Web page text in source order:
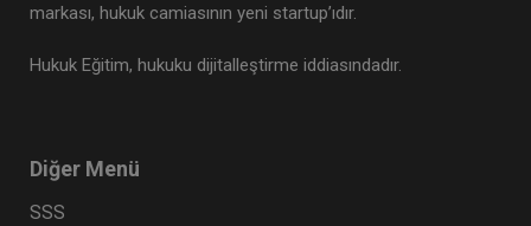
markası, hukuk camiasının yeni startup’ıdır.
Hukuk Eğitim, hukuku dijitalleştirme iddiasındadır.
Diğer Menü
SSS